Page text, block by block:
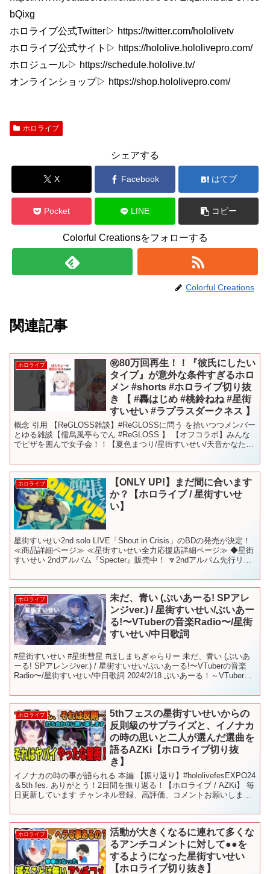
bQixg
ホロライブ公式Twitter▷ https://twitter.com/hololivetv
ホロライブ公式サイト▷ https://hololive.hololivepro.com/
ホロジュール▷ https://schedule.hololive.tv/
オンラインショップ▷ https://shop.hololivepro.com/
ホロライブ
シェアする
X Facebook はてブ
Pocket LINE コピー
Colorful Creationsをフォローする
Colorful Creations
関連記事
ホロライブ
㊗️80万回再生！！『彼氏にしたい
タイプ』が意外な条件すぎるホロ
メン #shorts #ホロライブ切り抜
き 【 #轟はじめ #桃鈴ねね #星街
すいせい #ラプラスダークネス 】
概念 引用 【ReGLOSS雑談】#ReGLOSSに問う を拾いつつメンバー
とゆる雑談【儒烏風亭らでん #ReGLOSS 】 【オフコラボ】みんな
でピザを囲んで女子会！！【夏色まつり/星街すいせい/天音かなた/
ホロライブ
【ONLY UP!】まだ間に合います
か？【ホロライブ / 星街すいせ
い】
星街すいせい2nd solo LIVE「Shout in Crisis」のBDの発売が決定！
≪商品詳細ページ≫ ≪星街すいせい全力応援店詳細ページ≫ ◆星街
すいせい 2ndアルバム『Specter』販売中！ 🔽2ndアルバム先行リリ
ホロライブ
未だ、青い (ぷいあーる! SPアレ
ンジver.) / 星街すいせい/ぶいあー
る!〜VTuberの音楽Radio〜/星街
すいせい/中日歌詞
#星街すいせい #星街彗星 #ほしまちぎゃらりー 未だ、青い (ぷいあ
ーる! SPアレンジver.) / 星街すいせい/ぶいあーる!〜VTuberの音楽
Radio〜/星街すいせい/中日歌詞 2024/2/18 ぶいあーる！～VTuberの
ホロライブ
5thフェスの星街すいせいからの
反則級のサプライズと、イノナカ
の時の思いと二人が選んだ選曲を
語るAZKi【ホロライブ切り抜
き】
イノナカの時の事が語られる 本編 【振り返り】#hololivefesEXPO24
＆5th fes. ありがとう！2日間を振り返る！【ホロライブ / AZKi】 毎
日更新しています チャンネル登録、高評価、コメントお願いしま
ホロライブ
活動が大きくなるに連れて多くな
るアンチコメントに対して●●を
するようになった星街すいせい
【ホロライブ切り抜き】